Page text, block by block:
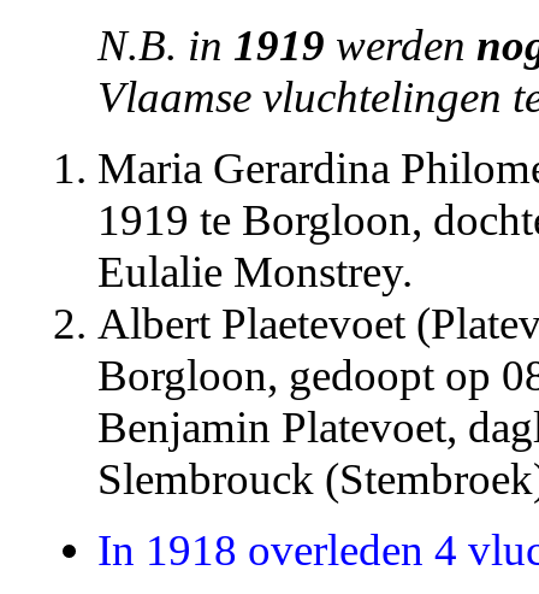
N.B. in 1919 werden
Vlaamse vluchtelingen
Maria Gerardina
1919 te Borgloon,
Eulalie Monstrey.
Albert Plaetevoet
Borgloon, gedoopt op
Benjamin Platevoet,
Slembrouck
In 1918 overleden 4